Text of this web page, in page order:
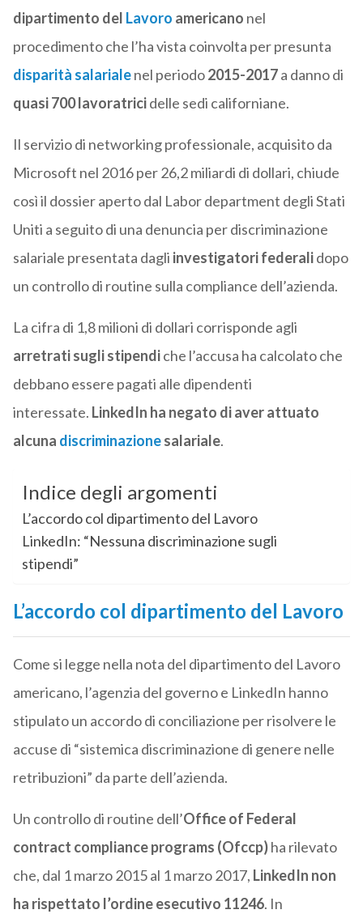
dipartimento del Lavoro americano nel
procedimento che l’ha vista coinvolta per presunta
disparità salarialenel periodo2015-2017a danno di
quasi 700 lavoratricidelle sedi californiane.
Il servizio di networking professionale, acquisito da
Microsoft nel 2016 per 26,2 miliardi di dollari, chiude
così il dossier aperto dal Labor department degli Stati
Uniti a seguito di una denuncia per discriminazione
salariale presentata dagli investigatori federalidopo
un controllo di routine sulla compliance dell’azienda.
La cifra di 1,8 milioni di dollari corrisponde agli
arretrati sugli stipendiche l’accusa ha calcolato che
debbano essere pagati alle dipendenti
interessate. LinkedIn ha negato di aver attuato
alcuna discriminazionesalariale.
Indice degli argomenti
L’accordo col dipartimento del Lavoro
LinkedIn: “Nessuna discriminazione sugli
stipendi”
L’accordo col dipartimento del Lavoro
Come si legge nella nota del dipartimento del Lavoro
americano, l’agenzia del governo e LinkedIn hanno
stipulato un accordo di conciliazione per risolvere le
accuse di “sistemica discriminazione di genere nelle
retribuzioni” da parte dell’azienda.
Un controllo di routine dell’Office of Federal
contract compliance programs (Ofccp)ha rilevato
che, dal 1 marzo 2015 al 1 marzo 2017, LinkedIn non
ha rispettato l’ordine esecutivo 11246. In